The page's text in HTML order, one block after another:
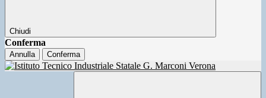
Chiudi
Conferma
Annulla Conferma